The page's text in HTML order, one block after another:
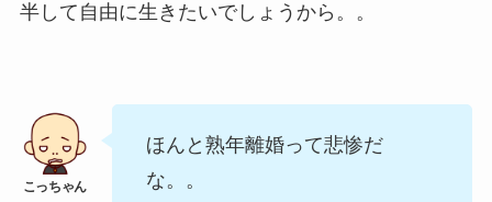
半して自由に生きたいでしょうから。。
ほんと熟年離婚って悲惨だ
な。。